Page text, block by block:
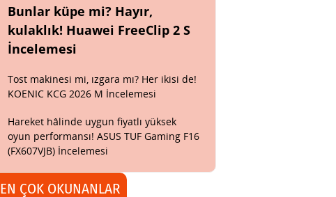
Bunlar küpe mi? Hayır,
kulaklık! Huawei FreeClip 2 S
İncelemesi
Tost makinesi mi, ızgara mı? Her ikisi de!
KOENIC KCG 2026 M İncelemesi
Hareket hâlinde uygun fiyatlı yüksek
oyun performansı! ASUS TUF Gaming F16
(FX607VJB) İncelemesi
EN ÇOK OKUNANLAR